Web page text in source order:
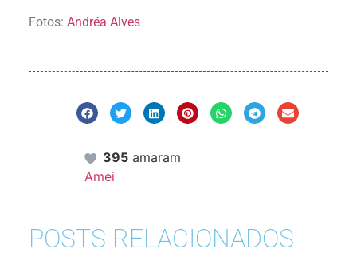
Fotos: Andréa Alves
395 amaram
Amei
POSTS RELACIONADOS